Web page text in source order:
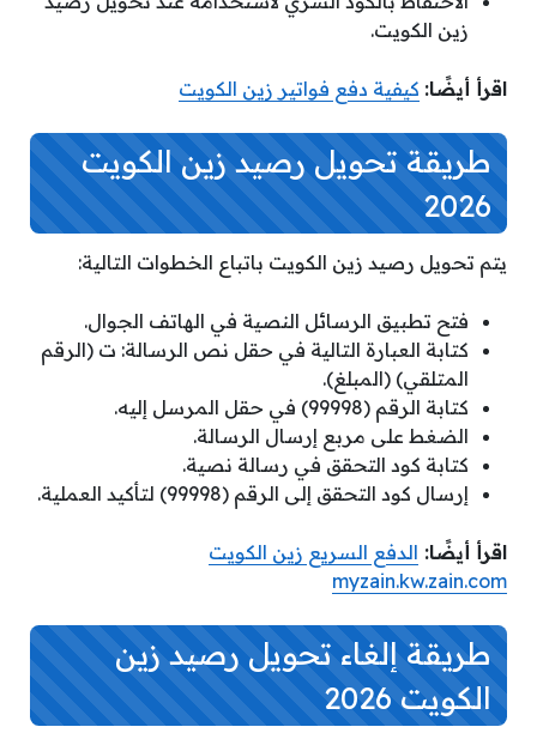
زين الكويت.
اقرأ أيضًا: كيفية دفع فواتير زين الكويت
طريقة تحويل رصيد زين الكويت
2026
يتم تحويل رصيد زين الكويت باتباع الخطوات التالية:
فتح تطبيق الرسائل النصية في الهاتف الجوال.
كتابة العبارة التالية في حقل نص الرسالة: ت (الرقم
المتلقي) (المبلغ).
كتابة الرقم (99998) في حقل المرسل إليه.
الضغط على مربع إرسال الرسالة.
كتابة كود التحقق في رسالة نصية.
إرسال كود التحقق إلى الرقم (99998) لتأكيد العملية.
اقرأ أيضًا: الدفع السريع زين الكويت
myzain.kw.zain.com
طريقة إلغاء تحويل رصيد زين
الكويت 2026